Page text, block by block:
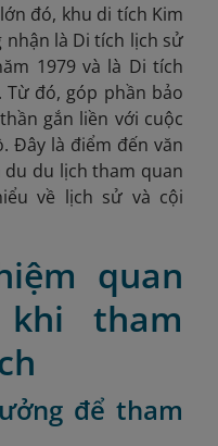
đó, khu di tích Kim
nhận là Di tích lịch sử
1979 và là Di tích
Từ đó, góp phần bảo
gắn liền với cuộc
Đây là điểm đến văn
du lịch tham quan
về lịch sử và cội
quan
tham
để tham